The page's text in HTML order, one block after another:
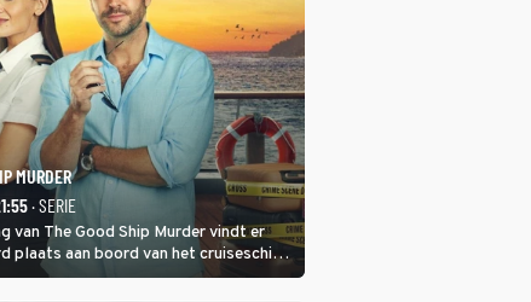
MURDER
· SERIE
van The Good Ship Murder vindt er
plaats aan boord van het cruiseschip,
bemanningslid het slachtoffer is en
dader lijkt te zijn.